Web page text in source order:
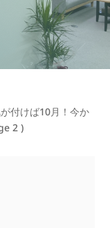
付けば10月！今か
2 )